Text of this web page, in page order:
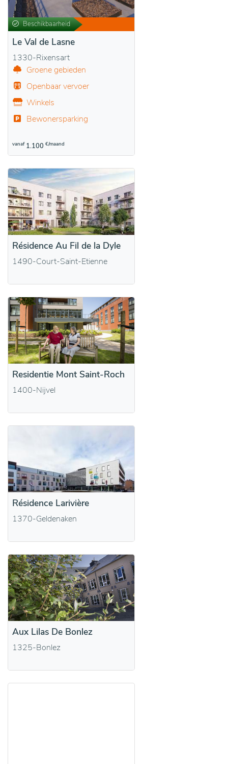
Beschikbaarheid
Le Val de Lasne
1330-Rixensart
Groene gebieden
Openbaar vervoer
Winkels
Bewonersparking
vanaf 1.100 €/maand
Résidence Au Fil de la Dyle
1490-Court-Saint-Etienne
Residentie Mont Saint-Roch
1400-Nijvel
Résidence Larivière
1370-Geldenaken
Aux Lilas De Bonlez
1325-Bonlez